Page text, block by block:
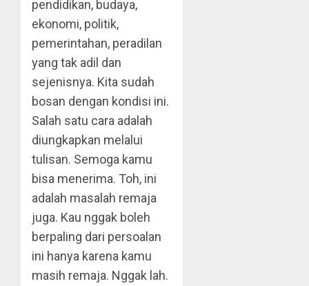
pendidikan, budaya,
ekonomi, politik,
pemerintahan, peradilan
yang tak adil dan
sejenisnya. Kita sudah
bosan dengan kondisi ini.
Salah satu cara adalah
diungkapkan melalui
tulisan. Semoga kamu
bisa menerima. Toh, ini
adalah masalah remaja
juga. Kau nggak boleh
berpaling dari persoalan
ini hanya karena kamu
masih remaja. Nggak lah.